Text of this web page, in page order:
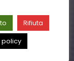
Rifiuta